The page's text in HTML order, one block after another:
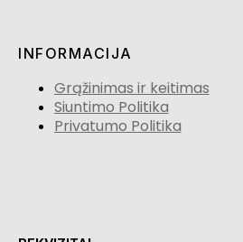
INFORMACIJA
Grąžinimas ir keitimas
Siuntimo Politika
Privatumo Politika